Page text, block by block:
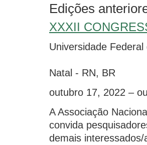
Edições
XXXII
Universidade
Natal - RN, BR
outubro 17, 2022 –
A Associação
convida
demais